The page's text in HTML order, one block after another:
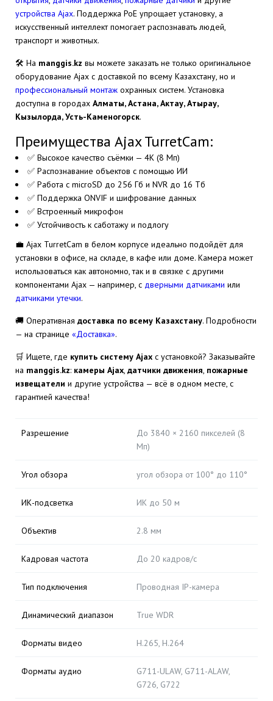
устройства Ajax. Поддержка PoE упрощает установку, а
искусственный интеллект помогает распознавать людей,
транспорт и животных.
🛠️ На manggis.kz вы можете заказать не только оригинальное
оборудование Ajax с доставкой по всему Казахстану, но и
профессиональный монтаж охранных систем. Установка
доступна в городах Алматы, Астана, Актау, Атырау,
Кызылорда, Усть-Каменогорск.
Преимущества Ajax TurretCam:
✅ Высокое качество съёмки — 4K (8 Мп)
✅ Распознавание объектов с помощью ИИ
✅ Работа с microSD до 256 Гб и NVR до 16 Тб
✅ Поддержка ONVIF и шифрование данных
✅ Встроенный микрофон
✅ Устойчивость к саботажу и подлогу
💼 Ajax TurretCam в белом корпусе идеально подойдёт для
установки в офисе, на складе, в кафе или доме. Камера может
использоваться как автономно, так и в связке с другими
компонентами Ajax — например, с дверными датчиками или
датчиками утечки.
🚚 Оперативная доставка по всему Казахстану. Подробности
— на странице «Доставка».
🛒 Ищете, где купить систему Ajax с установкой? Заказывайте
на manggis.kz: камеры Ajax, датчики движения, пожарные
извещатели и другие устройства — всё в одном месте, с
гарантией качества!
Разрешение
До 3840 × 2160 пикселей (8
Мп)
Угол обзора угол обзора от 100° до 110°
ИК-подсветка ИК до 50 м
Объектив 2.8 мм
Кадровая частота До 20 кадров/с
Тип подключения Проводная IP-камера
Динамический диапазон True WDR
Форматы видео H.265, H.264
Форматы аудио
G711-ULAW, G711-ALAW,
G726, G722